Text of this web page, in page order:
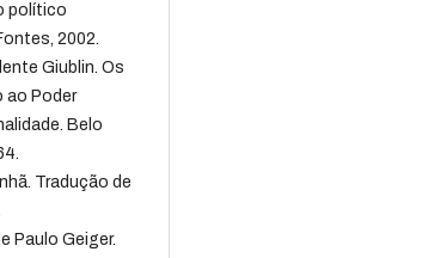
político
2002.
Giublin. Os
ao Poder
Belo
Tradução de
Paulo Geiger.